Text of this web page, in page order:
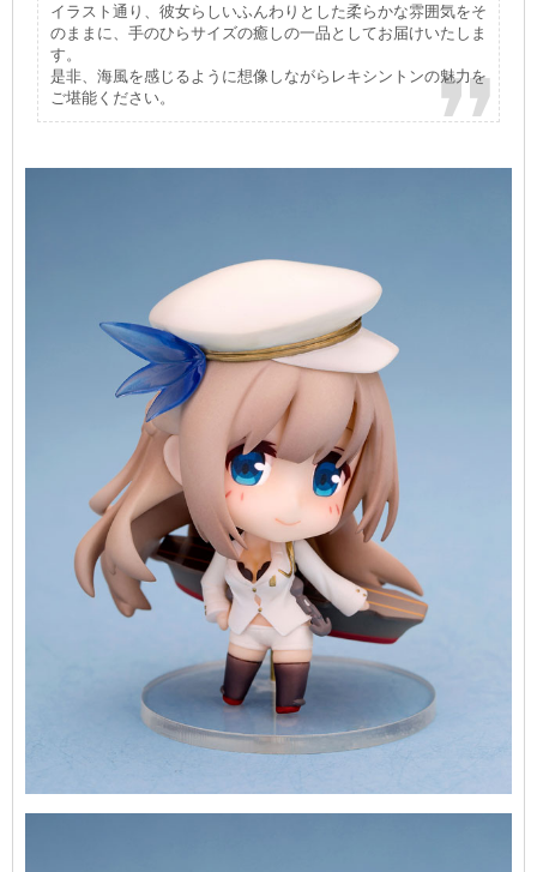
イラスト通り、彼女らしいふんわりとした柔らかな雰囲気をそ
のままに、手のひらサイズの癒しの一品としてお届けいたしま
す。
是非、海風を感じるように想像しながらレキシントンの魅力を
ご堪能ください。